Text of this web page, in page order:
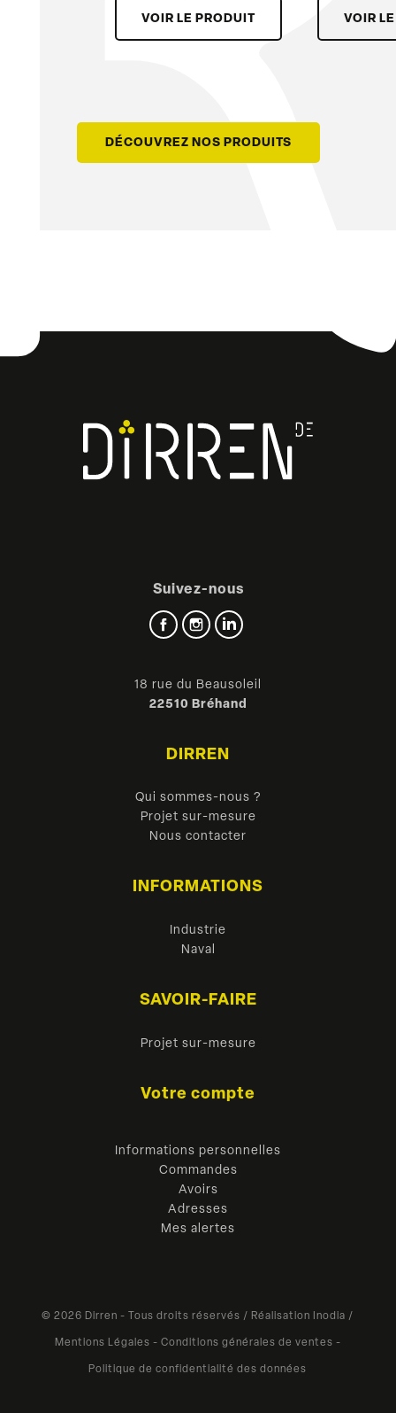
Prix
VOIR LE PRODUIT
Prix
VOIR
DÉCOUVREZ NOS PRODUITS
Suivez-nous
FacebookInstagramLinkedIn
18 rue du Beausoleil
22510 Bréhand
DIRREN
Qui sommes-nous ?
Projet sur-mesure
Nous contacter
INFORMATIONS
Industrie
Naval
SAVOIR-FAIRE
Projet sur-mesure
Votre compte
Informations personnelles
Commandes
Avoirs
Adresses
Mes alertes
© 2026 Dirren - Tous droits réservés / Réalisation Inodia /
Mentions Légales - Conditions générales de ventes -
Politique de confidentialité des données